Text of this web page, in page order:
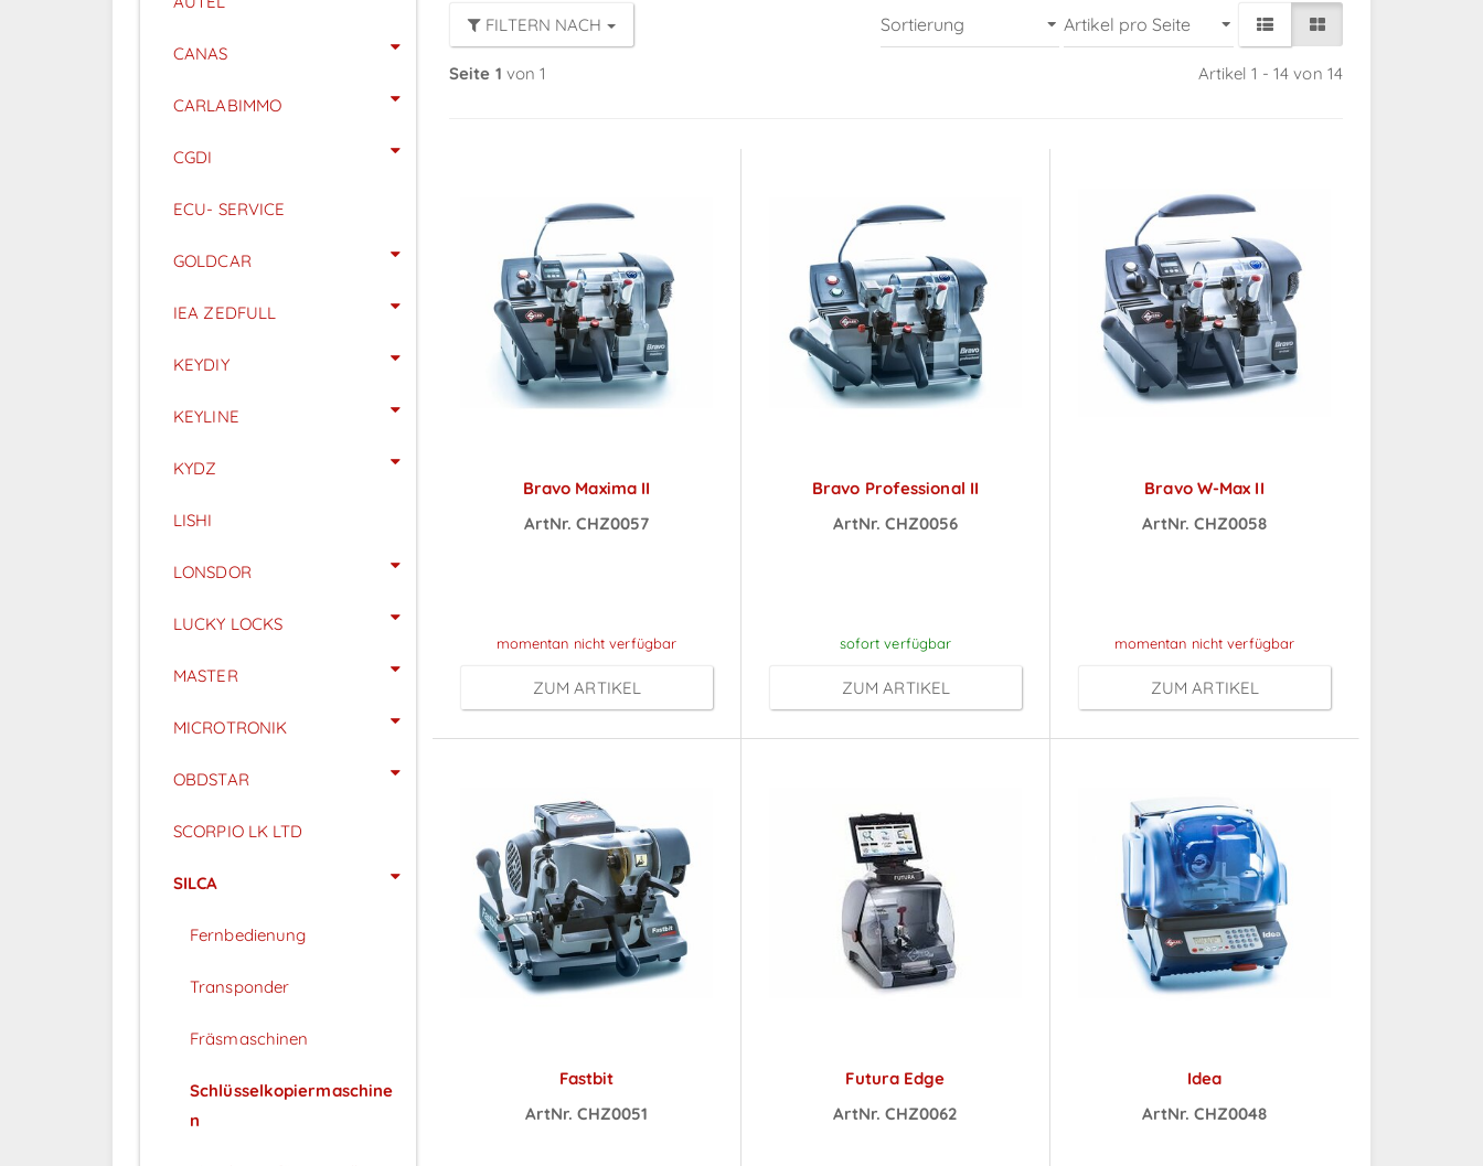
FILTERN NACH
Seite 1 von 1 Artikel 1 - 14 von 14
Bravo Maxima II
ArtNr. CHZ0057
momentan nicht verfügbar
ZUM ARTIKEL
Bravo Professional II
ArtNr. CHZ0056
sofort verfügbar
ZUM ARTIKEL
Bravo W-Max II
ArtNr. CHZ0058
momentan nicht verfügbar
ZUM ARTIKEL
Fastbit
ArtNr. CHZ0051
Futura Edge
ArtNr. CHZ0062
Idea
ArtNr. CHZ0048
CANAS
CARLABIMMO
CGDI
ECU- SERVICE
GOLDCAR
IEA ZEDFULL
KEYDIY
KEYLINE
KYDZ
LISHI
LONSDOR
LUCKY LOCKS
MASTER
MICROTRONIK
OBDSTAR
SCORPIO LK LTD
SILCA
Fernbedienung
Transponder
Fräsmaschinen
Schlüsselkopiermaschine
n